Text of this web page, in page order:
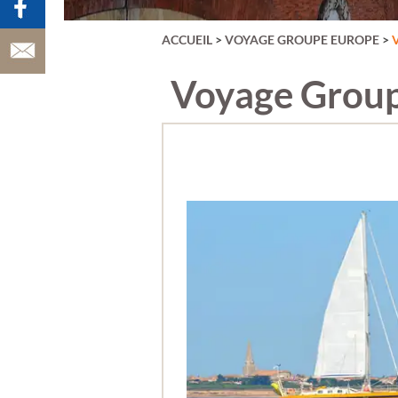
AUVERGNE
AÇORES
BAIE DE
BERLIN
BORDEAUX &
VIGNOBLE
CANARIES
CARNAVAL DE
CARNAVAL DE
VENISE
CATALOGNE
CHAMPAGNE
CHYPRE
CHÂTEAUX DE
LOIRE
CINQUE TERRE
COPENHAGUE
CORFOU
CORSE
ACCUEIL > VOYAGE GROUPE EUROPE >
Voyage